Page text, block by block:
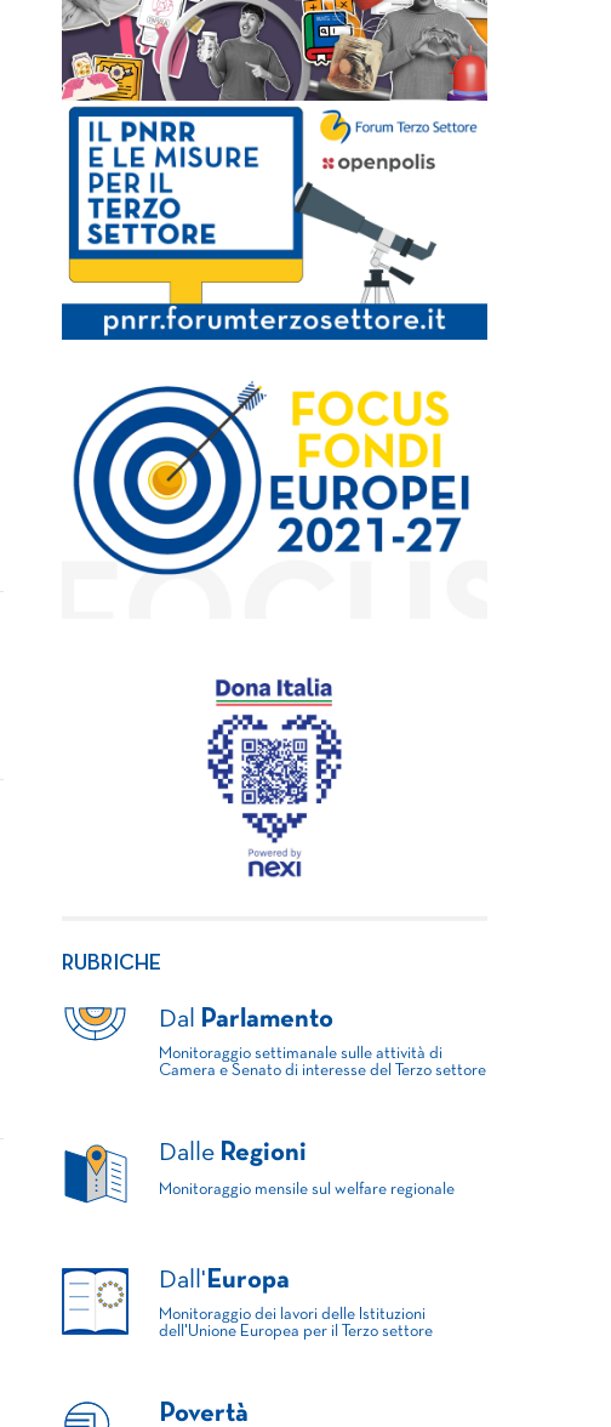
RUBRICHE
Dal Parlamento
Monitoraggio settimanale sulle attività di
Camera e Senato di interesse del Terzo settore
Dalle Regioni
Monitoraggio mensile sul welfare regionale
Dall' Europa
Monitoraggio dei lavori delle Istituzioni
dell'Unione Europea per il Terzo settore
Povertà